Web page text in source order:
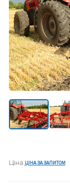
Ціна:ЦІНА ЗА ЗАПИТОМ